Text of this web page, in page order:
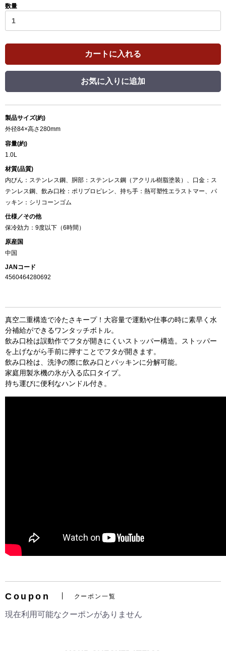
数量
カートに入れる
お気に入りに追加
製品サイズ(約)
外径84×高さ280mm
容量(約)
1.0L
材質(品質)
内びん：ステンレス鋼、胴部：ステンレス鋼（アクリル樹脂塗装）、口金：ス
テンレス鋼、飲み口栓：ポリプロピレン、持ち手：熱可塑性エラストマー、パ
ッキン：シリコーンゴム
仕様／その他
保冷効力：9度以下（6時間）
原産国
中国
JANコード
4560464280692
真空二重構造で冷たさキープ！大容量で運動や仕事の時に素早く水
分補給ができるワンタッチボトル。
飲み口栓は誤動作でフタが開きにくいストッパー構造。ストッパー
を上げながら手前に押すことでフタが開きます。
飲み口栓は、洗浄の際に飲み口とパッキンに分解可能。
家庭用製氷機の氷が入る広口タイプ。
持ち運びに便利なハンドル付き。
Coupon クーポン一覧
現在利用可能なクーポンがありません